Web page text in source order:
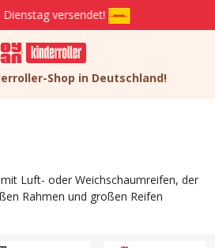
und Rücksendung ab 29,95
Shop in Deutschland!
Luft- oder Weichschaumreifen, der
Rahmen und großen Reifen